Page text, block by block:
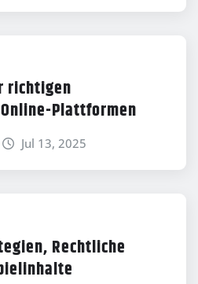
richtigen
Plattformen
Jul 13, 2025
Rechtliche